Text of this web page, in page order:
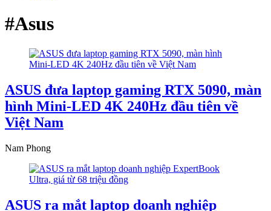
#Asus
ASUS đưa laptop gaming RTX 5090, màn
hình Mini-LED 4K 240Hz đầu tiên về
Việt Nam
Nam Phong
ASUS ra mắt laptop doanh nghiệp